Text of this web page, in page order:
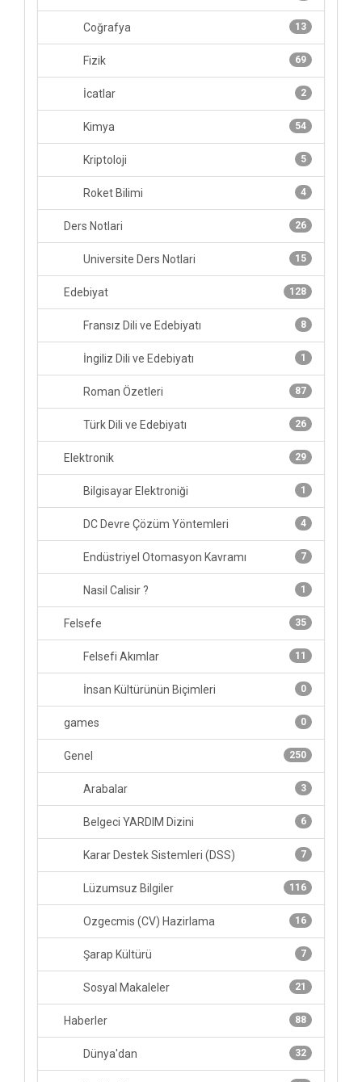
13
Coğrafya
69
Fizik
2
İcatlar
54
Kimya
5
Kriptoloji
4
Roket Bilimi
26
Ders Notlari
15
Universite Ders Notlari
128
Edebiyat
8
Fransız Dili ve Edebiyatı
1
İngiliz Dili ve Edebiyatı
87
Roman Özetleri
26
Türk Dili ve Edebiyatı
29
Elektronik
1
Bilgisayar Elektroniği
4
DC Devre Çözüm Yöntemleri
7
Endüstriyel Otomasyon Kavramı
1
Nasil Calisir ?
35
Felsefe
11
Felsefi Akımlar
0
İnsan Kültürünün Biçimleri
0
games
250
Genel
3
Arabalar
6
Belgeci YARDIM Dizini
7
Karar Destek Sistemleri (DSS)
116
Lüzumsuz Bilgiler
16
Ozgecmis (CV) Hazirlama
7
Şarap Kültürü
21
Sosyal Makaleler
88
Haberler
32
Dünya'dan